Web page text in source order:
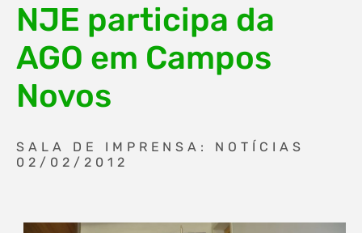
NJE participa da
AGO em Campos
Novos
SALA DE IMPRENSA: NOTÍCIAS
02/02/2012